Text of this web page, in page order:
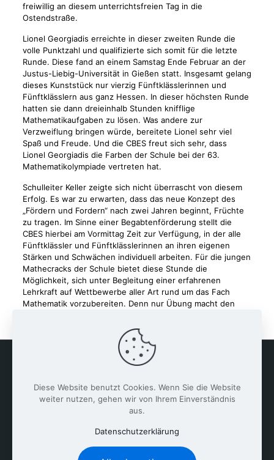
freiwillig an diesem unterrichtsfreien Tag in die
Ostendstraße.
Lionel Georgiadis erreichte in dieser zweiten Runde die
volle Punktzahl und qualifizierte sich somit für die letzte
Runde. Diese fand an einem Samstag Ende Februar an der
Justus-Liebig-Universität in Gießen statt. Insgesamt gelang
dieses Kunststück nur vierzig Fünftklässlerinnen und
Fünftklässlern aus ganz Hessen. In dieser höchsten Runde
hatten sie dann dreieinhalb Stunden knifflige
Mathematikaufgaben zu lösen. Was andere zur
Verzweiflung bringen würde, bereitete Lionel sehr viel
Spaß und Freude. Und die CBES freut sich sehr, dass
Lionel Georgiadis die Farben der Schule bei der 63.
Mathematikolympiade vertreten hat.
Schulleiter Keller zeigte sich nicht überrascht von diesem
Erfolg. Es war zu erwarten, dass das neue Konzept des
„Fördern und Fordern“ nach zwei Jahren beginnt, Früchte
zu tragen. Im Sinne einer Begabtenförderung stellt die
CBES hierbei am Vormittag Zeit zur Verfügung, in der alle
Fünftklässler und Fünftklässlerinnen an ihren eigenen
Stärken und Schwächen individuell arbeiten. Für die jungen
Mathecracks der Schule bietet diese Stunde die
Möglichkeit, sich unter Begleitung einer erfahrenen
Lehrkraft auf Wettbewerbe aller Art rund um das Fach
Mathematik vorzubereiten. Denn nur Übung macht den
Diese Website benutzt Cookies. Wenn Sie die Website
weiter nutzen, gehen wir von Ihrem Einverständnis
aus.
Datenschutzerklärung